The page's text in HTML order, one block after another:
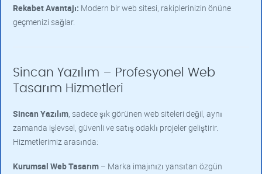
Rekabet Avantajı: Modern bir web sitesi, rakiplerinizin önüne
geçmenizi sağlar.
Sincan Yazılım – Profesyonel Web
Tasarım Hizmetleri
Sincan Yazılım, sadece şık görünen web siteleri değil, aynı
zamanda işlevsel, güvenli ve satış odaklı projeler geliştirir.
Hizmetlerimiz arasında:
Kurumsal Web Tasarım – Marka imajınızı yansıtan özgün